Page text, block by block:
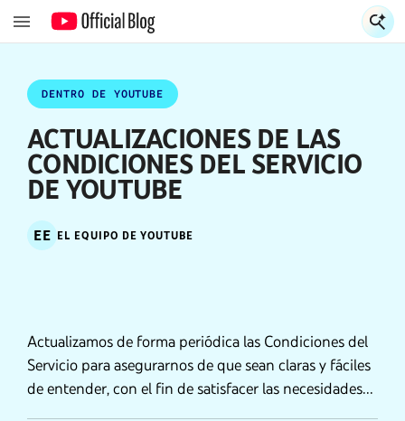
DENTRO DE YOUTUBE
ACTUALIZACIONES DE LAS
CONDICIONES DEL SERVICIO
DE YOUTUBE
EE EL EQUIPO DE YOUTUBE
Actualizamos de forma periódica las Condiciones del
Servicio para asegurarnos de que sean claras y fáciles
de entender, con el fin de satisfacer las necesidades